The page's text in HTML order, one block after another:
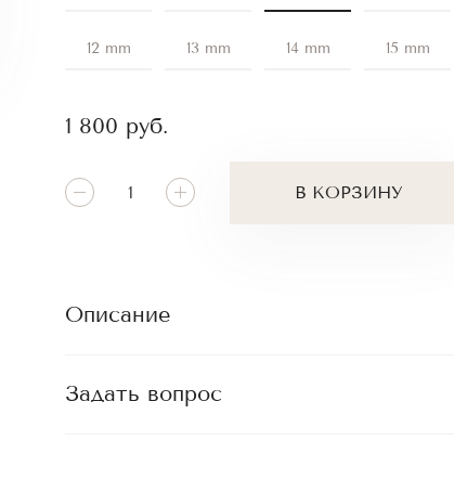
12 mm 13 mm 14 mm 15 mm
1 800 руб.
В КОРЗИНУ
Описание
Задать вопрос